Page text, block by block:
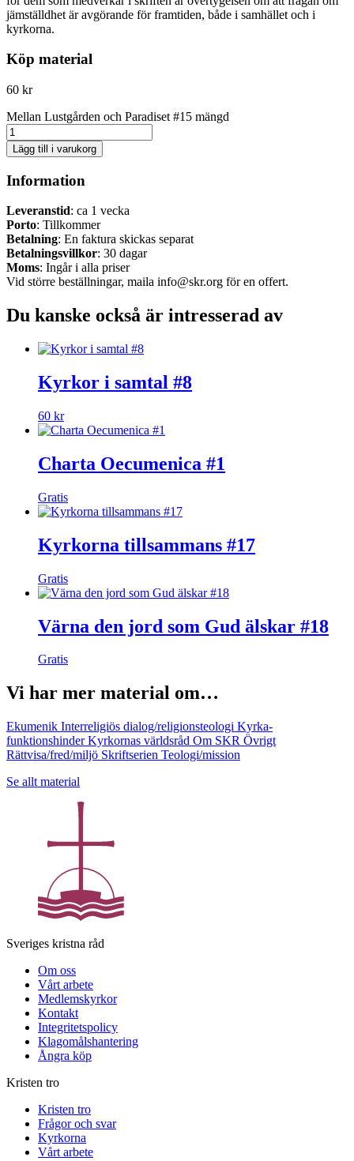
jämställdhet är avgörande för framtiden, både i samhället och i
kyrkorna.
Köp material
60 kr
Mellan Lustgården och Paradiset #15 mängd
Lägg till i varukorg
Information
Leveranstid: ca 1 vecka
Porto: Tillkommer
Betalning: En faktura skickas separat
Betalningsvillkor: 30 dagar
Moms: Ingår i alla priser
Vid större beställningar, maila info@skr.org för en offert.
Du kanske också är intresserad av
Kyrkor i samtal #8
60 kr
Charta Oecumenica #1
Gratis
Kyrkorna tillsammans #17
Gratis
Värna den jord som Gud älskar #18
Gratis
Vi har mer material om…
Ekumenik Interreligiös dialog/religionsteologi Kyrka-
funktionshinderKyrkornas världsråd Om SKR Övrigt
Rättvisa/fred/miljö Skriftserien Teologi/mission
Se allt material
Sveriges kristna råd
Om oss
Vårt arbete
Medlemskyrkor
Kontakt
Integritetspolicy
Klagomålshantering
Ångra köp
Kristen tro
Kristen tro
Frågor och svar
Kyrkorna
Vårt arbete